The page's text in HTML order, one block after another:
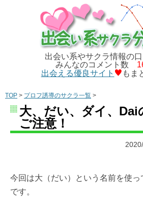
出会い系やサクラ情報の
みんなのコメント数
出会える優良サイト
もま
TOP > プロフ誘導のサクラ一覧 >
大、だい、ダイ、Dai
ご注意！
今回は大（だい）という名前を使
です。